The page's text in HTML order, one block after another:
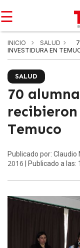
☰
INICIO SALUD
INVESTIDURA EN
SALUD
70
Temuco
Publicado por: Claudio
2016 | Publicado a las: